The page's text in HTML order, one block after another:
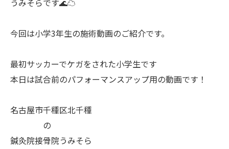
うみそらです🌊☁
今回は小学3年生の施術動画のご紹介です。
最初サッカーでケガをされた小学生です
本日は試合前のパフォーマンスアップ用の動画です！
名古屋市千種区北千種
の
鍼灸院接骨院うみそら